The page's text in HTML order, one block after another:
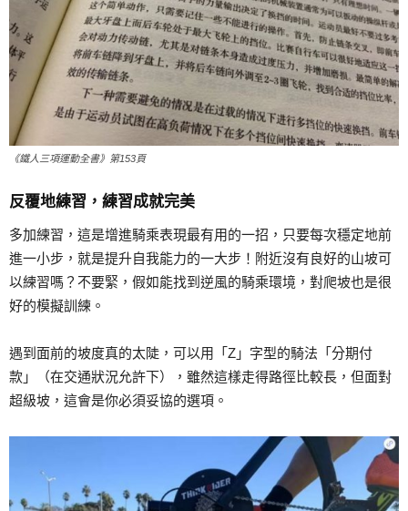
《鐵人三項運動全書》第153頁
反覆地練習，練習成就完美
多加練習，這是增進騎乘表現最有用的一招，只要每次穩定地前
進一小步，就是提升自我能力的一大步！附近沒有良好的山坡可
以練習嗎？不要緊，假如能找到逆風的騎乘環境，對爬坡也是很
好的模擬訓練。
遇到面前的坡度真的太陡，可以用「Z」字型的騎法「分期付
款」（在交通狀況允許下），雖然這樣走得路徑比較長，但面對
超級坡，這會是你必須妥協的選項。